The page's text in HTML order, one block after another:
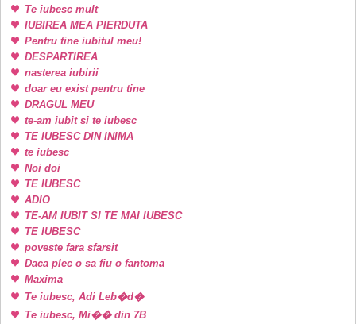
Te iubesc mult
IUBIREA MEA PIERDUTA
Pentru tine iubitul meu!
DESPARTIREA
nasterea iubirii
doar eu exist pentru tine
DRAGUL MEU
te-am iubit si te iubesc
TE IUBESC DIN INIMA
te iubesc
Noi doi
TE IUBESC
ADIO
TE-AM IUBIT SI TE MAI IUBESC
TE IUBESC
poveste fara sfarsit
Daca plec o sa fiu o fantoma
Maxima
Te iubesc, Adi Leb�d�
Te iubesc, Mi�� din 7B